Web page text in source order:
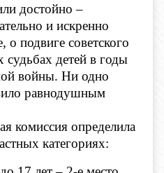
достойно –
и искренно
о подвиге советского
судьбах детей в годы
войны. Ни одно
равнодушным
комиссия определила
категориях: